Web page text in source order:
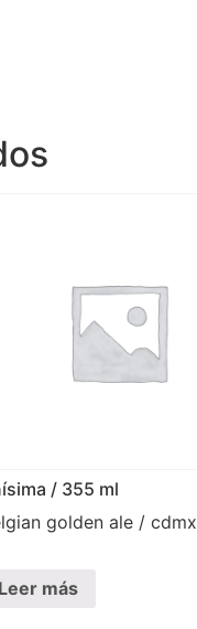
/ 355 ml
golden ale / cdmx
Leer más